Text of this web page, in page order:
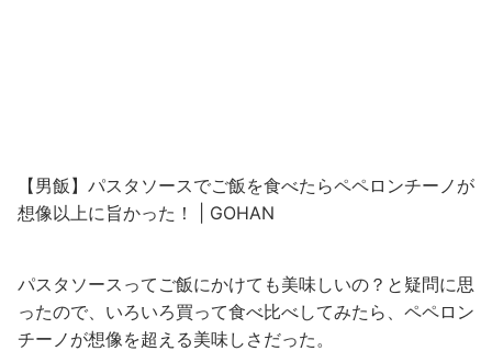
【男飯】パスタソースでご飯を食べたらペペロンチーノが
想像以上に旨かった！ | GOHAN
パスタソースってご飯にかけても美味しいの？と疑問に思
ったので、いろいろ買って食べ比べしてみたら、ペペロン
チーノが想像を超える美味しさだった。